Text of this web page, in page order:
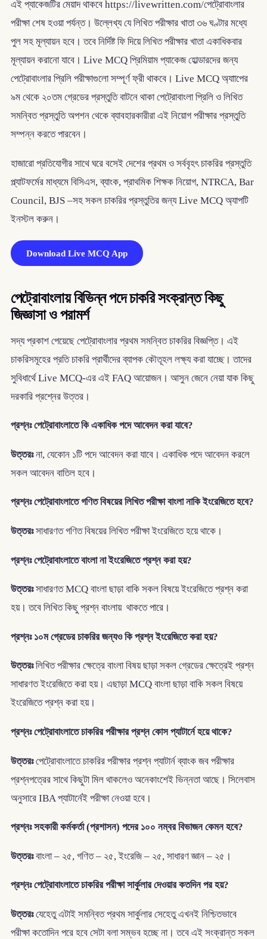
এই প্যাকেজটির মেয়াদ থাকবে https://livewritten.com/পেট্রোবাংলার
পরীক্ষা শেষ হওয়া পর্যন্ত। উল্লেখ্য যে লিখিত পরীক্ষার খাতা ৩৬ ঘণ্টার মধ্যে
পুল সহ মূল্যায়ন হবে। তবে নির্দিষ্ট ফি দিয়ে লিখিত পরীক্ষার খাতা একাধিকবার
মূল্যায়ন করানো যাবে। Live MCQ প্রিমিয়াম প্যাকেজ হোল্ডারদের জন্য
পেট্রোবাংলার প্রিলি পরীক্ষাগুলো সম্পূর্ণ ফ্রী থাকবে। Live MCQ অ্যাাপের
৯ম থেকে ২০তম গ্রেডের প্রস্তুতি বাটনে থাকা পেট্রোবাংলা প্রিলি ও লিখিত
সমন্বিত প্রস্তুতি অপশন থেকে ব্যাবহারকারীরা এই নিয়োগ পরীক্ষার প্রস্তুতি
সম্পন্ন করতে পারবেন।
হাজারো প্রতিযোগীর সাথে ঘরে বসেই দেশের প্রথম ও সর্ববৃহৎ চাকরির প্রস্তুতি
প্ল্যাটফর্মের মাধ্যমে বিসিএস, ব্যাংক, প্রাথমিক শিক্ষক নিয়োগ, NTRCA, Bar
Council, BJS –সহ সকল চাকরির প্রস্তুতির জন্য Live MCQ অ্যাপটি
ইনস্টল করুন।
Download Live MCQ App
পেট্রোবাংলায় বিভিন্ন পদে চাকরি সংক্রান্ত কিছু
জিজ্ঞাসা ও পরামর্শ
সদ্য প্রকাশ পেয়েছে পেট্রোবাংলার প্রথম সমন্বিত চাকরির বিজ্ঞপ্তি। এই
চাকরিসমূহের প্রতি চাকরি প্রার্থীদের ব্যাপক কৌতূহল লক্ষ্য করা যাচ্ছে। তাদের
সুবিধার্থে Live MCQ-এর এই FAQ আয়োজন। আসুন জেনে নেয়া যাক কিছু
দরকারি প্রশ্নের উত্তর।
প্রশ্নঃ পেট্রোবাংলাতে কি একাধিক পদে আবেদন করা যাবে?
উত্তরঃনা, যেকোন ১টি পদে আবেদন করা যাবে। একাধিক পদে আবেদন করলে
সকল আবেদন বাতিল হবে।
প্রশ্নঃ পেট্রোবাংলাতে গণিত বিষয়ের লিখিত পরীক্ষা বাংলা নাকি ইংরেজিতে হবে?
উত্তরঃসাধারণত গণিত বিষয়ের লিখিত পরীক্ষা ইংরেজিতে হয়ে থাকে।
প্রশ্নঃ পেট্রোবাংলাতে বাংলা না ইংরেজিতে প্রশ্ন করা হয়?
উত্তরঃসাধারণত MCQ বাংলা ছাড়া বাকি সকল বিষয়ে ইংরেজিতে প্রশ্ন করা
হয়। তবে লিখিত কিছু প্রশ্ন বাংলায় থাকতে পারে।
প্রশ্নঃ ১০ম গ্রেডের চাকরির জন্যও কি প্রশ্ন ইংরেজিতে করা হয়?
উত্তরঃলিখিত পরীক্ষার ক্ষেত্রে বাংলা বিষয় ছাড়া সকল গ্রেডের ক্ষেত্রেই প্রশ্ন
সাধারণত ইংরেজিতে করা হয়। এছাড়া MCQ বাংলা ছাড়া বাকি সকল বিষয়ে
ইংরেজিতে প্রশ্ন করা হয়।
প্রশ্নঃ পেট্রোবাংলাতে চাকরির পরীক্ষার প্রশ্ন কোস প্যাটার্নে হয়ে থাকে?
উত্তরঃপেট্রোবাংলাতে চাকরির পরীক্ষার প্রশ্ন প্যাটার্ন ব্যাংক জব পরীক্ষার
প্রশ্নপত্রের সাথে কিছুটা মিল থাকলেও অনেকাংশেই ভিন্নতা আছে। সিলেবাস
অনুসারে IBA প্যাটার্নেই পরীক্ষা নেওয়া হবে।
প্রশ্নঃ সহকারী কর্মকর্তা (প্রশাসন) পদের ১০০ নম্বর বিভাজন কেমন হবে?
উত্তরঃবাংলা – ২৫, গণিত – ২৫, ইংরেজি – ২৫, সাধারণ জ্ঞান – ২৫।
প্রশ্নঃ পেট্রোবাংলাতে চাকরির পরীক্ষা সার্কুলার দেওয়ার কতদিন পর হয়?
উত্তরঃযেহেতু এটাই সমন্বিত প্রথম সার্কুলার সেহেতু এখনই নিশ্চিতভাবে
পরীক্ষা কতোদিন পরে হবে সেটা বলা সম্ভব হচ্ছে না। তবে এই সংক্রান্ত সকল